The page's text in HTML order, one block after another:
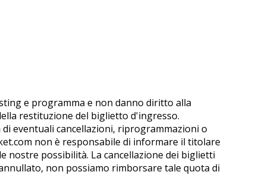
e programma e non danno diritto alla
restituzione del biglietto d'ingresso.
eventuali cancellazioni, riprogrammazioni o
non è responsabile di informare il titolare
possibilità. La cancellazione dei biglietti
non possiamo rimborsare tale quota di